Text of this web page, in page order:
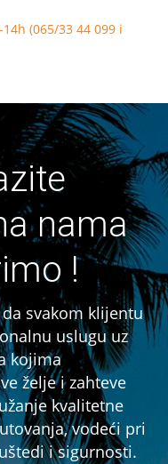
(065/33 44 099 i
nama
!
svakom klijentu
uslugu uz
kojima
želje i zahteve
kvalitetne
vodeći pri
i sigurnosti.